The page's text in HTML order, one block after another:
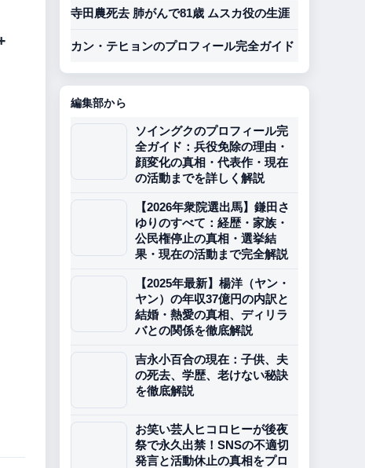
寺田農死去 肺がんで81歳 ムスカ役の生涯
カン・テヒョンのプロフィール完全ガイド
編集部から
ソイングクのプロフィール完
全ガイド：兵役免除の理由・
顔変化の真相・代表作・現在
の活動までを詳しく解説
【2026年衆院選出馬】鎌田さ
ゆりのすべて：経歴・家族・
公民権停止の真相・選挙結
果・現在の活動まで完全解説
【2025年最新】楊洋（ヤン・
ヤン）の年収37億円の内訳と
結婚・熱愛の真相、ディリラ
バとの関係を徹底解説
吉永小百合の現在：子供、夫
の死去、学歴、老けない秘訣
を徹底解説
お笑い芸人ヒコロヒーが後夜
祭で永久出禁！SNSの不適切
発言と活動休止の真相をプロ